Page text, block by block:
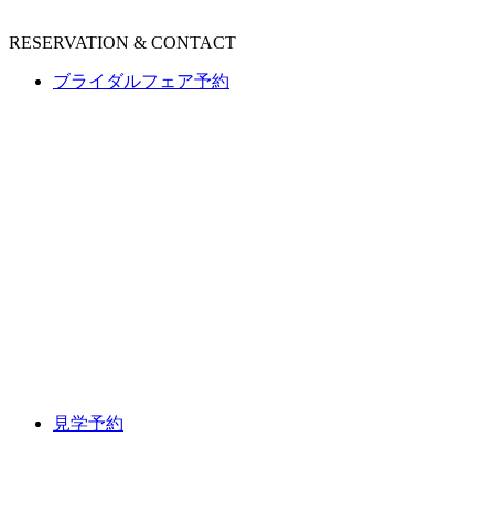
RESERVATION & CONTACT
ブライダルフェア予約
見学予約